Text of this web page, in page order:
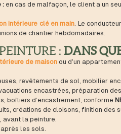
: en cas de malfaçon, le client a un
intérieure clé en main. Le
de chantier hebdomadaires.
: DANS
de maison ou d’un
revêtements de sol, mobilier
encastrées, préparation
boîtiers d’encastrement, conforme
créations de cloisons, finition des
la peinture.
les sols.